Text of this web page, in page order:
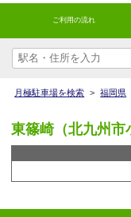
ご利用の流れ
月極駐車場を検索 > 福岡県
東篠崎（北九州市